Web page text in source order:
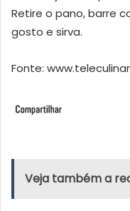
Retire o pano, barre
gosto e sirva.
Fonte:
Veja também a